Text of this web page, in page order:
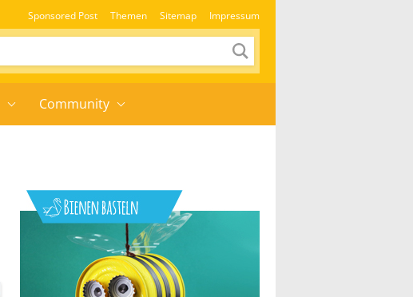
Sponsored Post Themen Sitemap Impressum
Community